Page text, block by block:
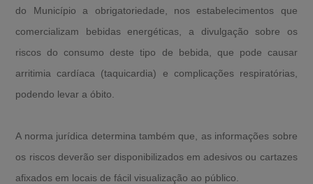
do Município a obrigatoriedade, nos estabelecimentos que
comercializam bebidas energéticas, a divulgação sobre os
riscos do consumo deste tipo de bebida, que pode causar
arritimia cardíaca (taquicardia) e complicações respiratórias,
podendo levar a óbito.
A norma jurídica determina também que, as informações sobre
os riscos deverão ser disponibilizados em adesivos ou cartazes
afixados em locais de fácil visualização ao público.